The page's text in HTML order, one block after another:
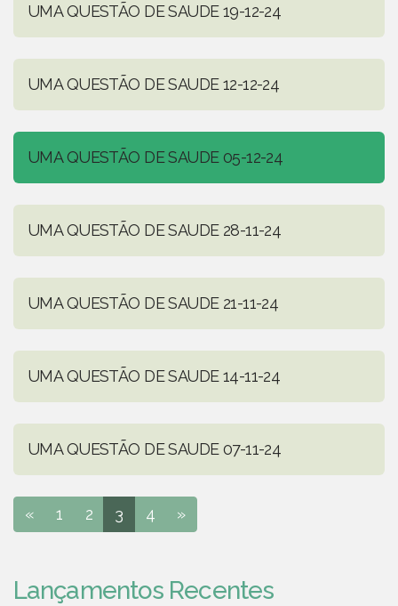
UMA QUESTÃO DE SAUDE 19-12-24
UMA QUESTÃO DE SAUDE 12-12-24
UMA QUESTÃO DE SAUDE 05-12-24
UMA QUESTÃO DE SAUDE 28-11-24
UMA QUESTÃO DE SAUDE 21-11-24
UMA QUESTÃO DE SAUDE 14-11-24
UMA QUESTÃO DE SAUDE 07-11-24
« 1 2 3 4 »
Lançamentos Recentes